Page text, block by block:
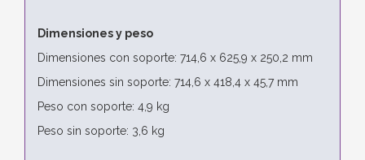
Dimensiones y peso
Dimensiones con soporte: 714,6 x 625,9 x 250,2 mm
Dimensiones sin soporte: 714,6 x 418,4 x 45,7 mm
Peso con soporte: 4,9 kg
Peso sin soporte: 3,6 kg